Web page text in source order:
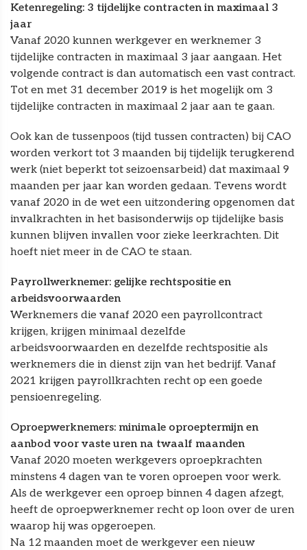
Ketenregeling: 3 tijdelijke contracten in maximaal 3
jaar
Vanaf 2020 kunnen werkgever en werknemer 3
tijdelijke contracten in maximaal 3 jaar aangaan. Het
volgende contract is dan automatisch een vast contract.
Tot en met 31 december 2019 is het mogelijk om 3
tijdelijke contracten in maximaal 2 jaar aan te gaan.
Ook kan de tussenpoos (tijd tussen contracten) bij CAO
worden verkort tot 3 maanden bij tijdelijk terugkerend
werk (niet beperkt tot seizoensarbeid) dat maximaal 9
maanden per jaar kan worden gedaan. Tevens wordt
vanaf 2020 in de wet een uitzondering opgenomen dat
invalkrachten in het basisonderwijs op tijdelijke basis
kunnen blijven invallen voor zieke leerkrachten. Dit
hoeft niet meer in de CAO te staan.
Payrollwerknemer: gelijke rechtspositie en
arbeidsvoorwaarden
Werknemers die vanaf 2020 een payrollcontract
krijgen, krijgen minimaal dezelfde
arbeidsvoorwaarden en dezelfde rechtspositie als
werknemers die in dienst zijn van het bedrijf. Vanaf
2021 krijgen payrollkrachten recht op een goede
pensioenregeling.
Oproepwerknemers: minimale oproeptermijn en
aanbod voor vaste uren na twaalf maanden
Vanaf 2020 moeten werkgevers oproepkrachten
minstens 4 dagen van te voren oproepen voor werk.
Als de werkgever een oproep binnen 4 dagen afzegt,
heeft de oproepwerknemer recht op loon over de uren
waarop hij was opgeroepen.
Na 12 maanden moet de werkgever een nieuw